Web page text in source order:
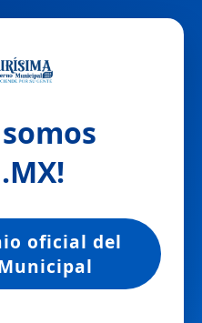
!
oficial del